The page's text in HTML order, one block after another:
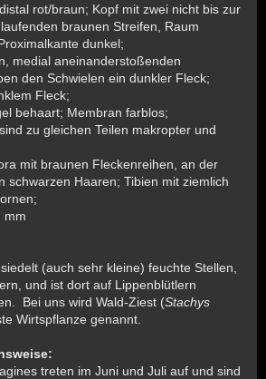
rot/braun; Kopf mit zwei nicht bis zur
braunen Streifen, Raum
dunkel;
medial aneinanderstoßenden
den Schwielen ein dunkler Fleck;
Fleck;
behaart; Membran farblos;
zu gleichen Teilen makropter und
mit braunen Fleckenreihen, an der
schwarzen Haaren; Tibien mit ziemlich
mm
(auch sehr kleine) feuchte Stellen,
und ist dort auf Lippenblütlern
Bei uns wird Wald-Ziest (Stachys
Wirtspflanze genannt.
treten im Juni und Juli auf und sind